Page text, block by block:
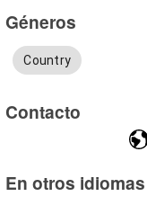
Géneros
Country
Contacto
En otros idiomas